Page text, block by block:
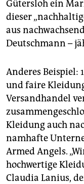
Gütersloh ein
dieser
aus
Deutschmann –
Anderes Beispiel:
und faire
Versandhandel
Kleidung auch
namhafte
Armed Angels.
hochwertige
Claudia Lanius,